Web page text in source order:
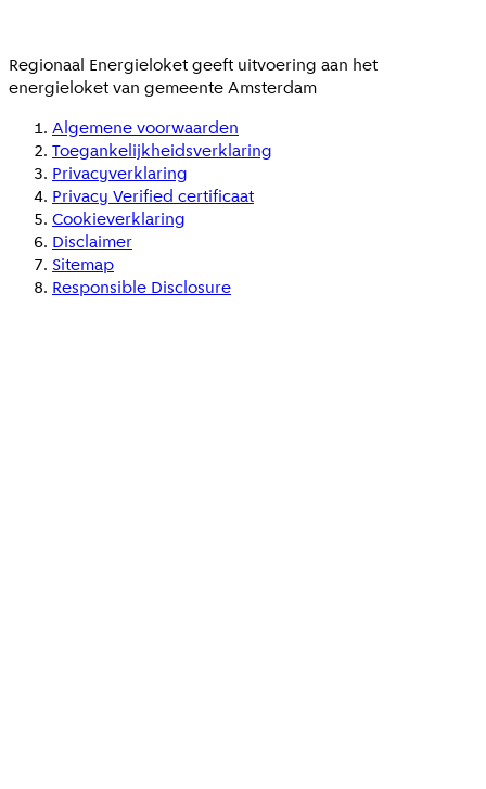
Regionaal Energieloketgeeft uitvoering aan het
energieloket van gemeenteAmsterdam
Algemene voorwaarden
Toegankelijkheidsverklaring
Privacyverklaring
Privacy Verified certificaat
Cookieverklaring
Disclaimer
Sitemap
Responsible Disclosure